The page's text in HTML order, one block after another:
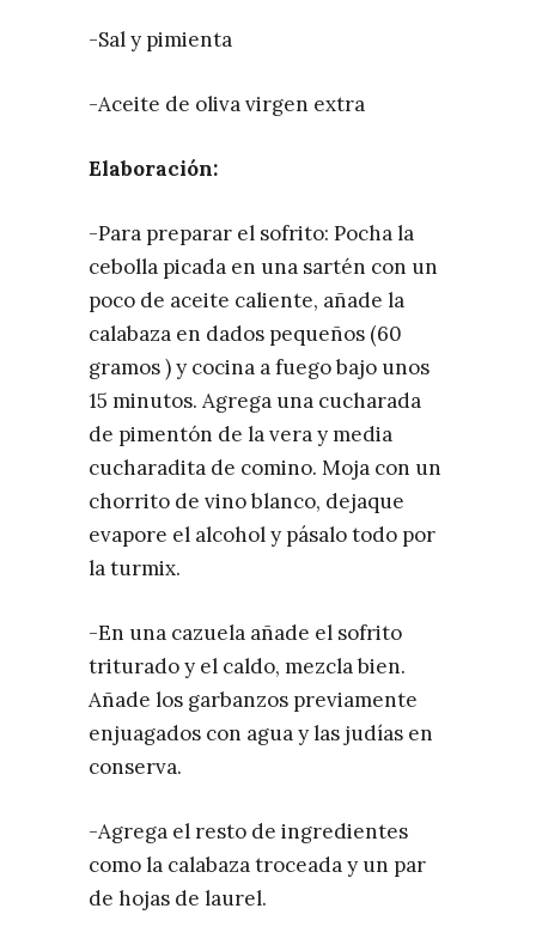
-Sal y pimienta
-Aceite de oliva virgen extra
Elaboración:
-Para preparar el sofrito: Pocha la
cebolla picada en una sartén con un
poco de aceite caliente, añade la
calabaza en dados pequeños (60
gramos ) y cocina a fuego bajo unos
15 minutos. Agrega una cucharada
de pimentón de la vera y media
cucharadita de comino. Moja con un
chorrito de vino blanco, dejaque
evapore el alcohol y pásalo todo por
la turmix.
-En una cazuela añade el sofrito
triturado y el caldo, mezcla bien.
Añade los garbanzos previamente
enjuagados con agua y las judías en
conserva.
-Agrega el resto de ingredientes
como la calabaza troceada y un par
de hojas de laurel.